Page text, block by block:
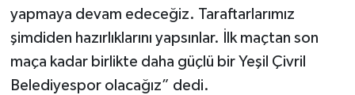
yapmaya devam edeceğiz. Taraftarlarımız
şimdiden hazırlıklarını yapsınlar. İlk maçtan son
maça kadar birlikte daha güçlü bir Yeşil Çivril
Belediyespor olacağız” dedi.